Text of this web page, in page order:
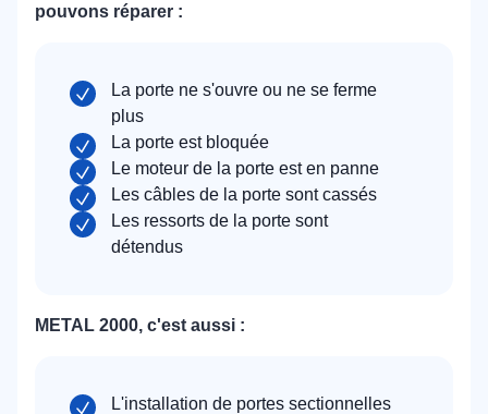
pouvons réparer :
La porte ne s'ouvre ou ne se ferme
plus
La porte est bloquée
Le moteur de la porte est en panne
Les câbles de la porte sont cassés
Les ressorts de la porte sont
détendus
METAL 2000, c'est aussi :
L'installation de portes sectionnelles